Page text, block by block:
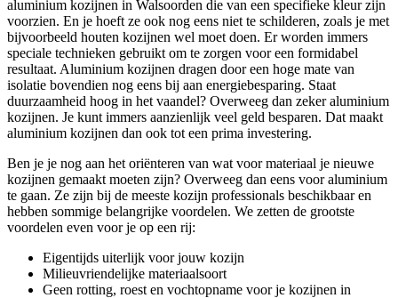
aluminium kozijnen in Walsoorden die van een specifieke kleur zijn
voorzien. En je hoeft ze ook nog eens niet te schilderen, zoals je met
bijvoorbeeld houten kozijnen wel moet doen. Er worden immers
speciale technieken gebruikt om te zorgen voor een formidabel
resultaat. Aluminium kozijnen dragen door een hoge mate van
isolatie bovendien nog eens bij aan energiebesparing. Staat
duurzaamheid hoog in het vaandel? Overweeg dan zeker aluminium
kozijnen. Je kunt immers aanzienlijk veel geld besparen. Dat maakt
aluminium kozijnen dan ook tot een prima investering.
Ben je je nog aan het oriënteren van wat voor materiaal je nieuwe
kozijnen gemaakt moeten zijn? Overweeg dan eens voor aluminium
te gaan. Ze zijn bij de meeste kozijn professionals beschikbaar en
hebben sommige belangrijke voordelen. We zetten de grootste
voordelen even voor je op een rij:
Eigentijds uiterlijk voor jouw kozijn
Milieuvriendelijke materiaalsoort
Geen rotting, roest en vochtopname voor je kozijnen in